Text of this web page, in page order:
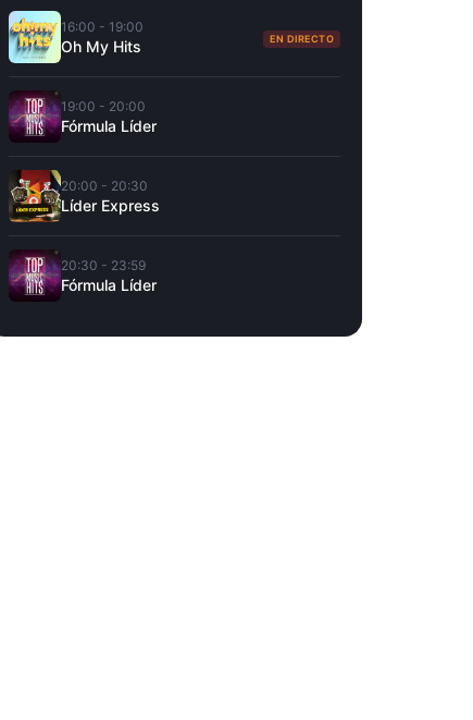
16:00 - 19:00
Oh My Hits EN DIRECTO
19:00 - 20:00
Fórmula Líder
20:00 - 20:30
Líder Express
20:30 - 23:59
Fórmula Líder